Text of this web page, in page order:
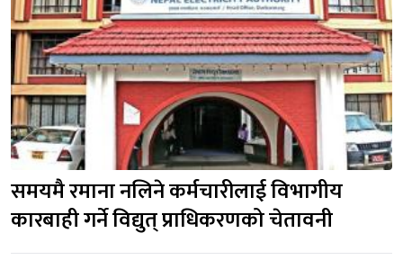
समयमै रमाना नलिने कर्मचारीलाई विभागीय
कारबाही गर्ने विद्युत् प्राधिकरणको चेतावनी